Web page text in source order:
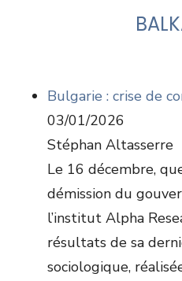
Bulgarie : crise de
03/01/2026
Stéphan Altasserre
Le 16 décembre,
démission du
l’institut Alpha
résultats de sa
sociologique,